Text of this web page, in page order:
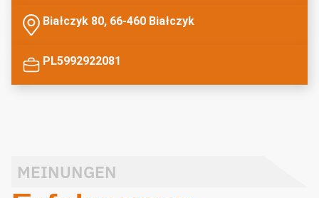
Białczyk 80, 66-460 Białczyk
PL5992922081
MEINUNGEN